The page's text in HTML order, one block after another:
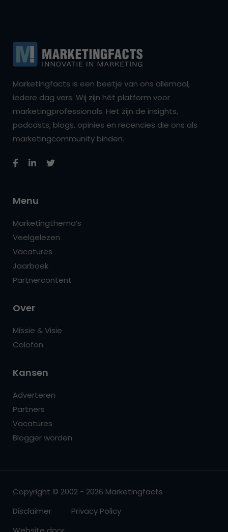
Marketingfacts is een beetje van ons allemaal,
iedere dag vers. Wij zijn hét platform voor
marketingprofessionals. Het zijn de insights,
podcasts, blogs, opinies en recencies die ons als
marketingcommunity binden.
Menu
Marketingthema’s
Veelgelezen
Vacatures
Jaarboek
Partnercontent
Over
Missie & Visie
Colofon
Kansen
Adverteren
Partners
Vacatures
Blogger worden
Copyright © 2002 - 2026 Marketingfacts
Disclaimer
Privacy Policy